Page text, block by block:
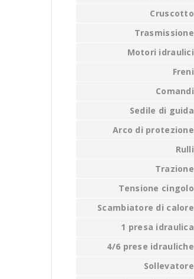
Cruscotto
Trasmissione
Motori idraulici
Freni
Comandi
Sedile di guida
Arco di protezione
Rulli
Trazione
Tensione cingolo
Scambiatore di calore
1 presa idraulica
4/6 prese idrauliche
Sollevatore